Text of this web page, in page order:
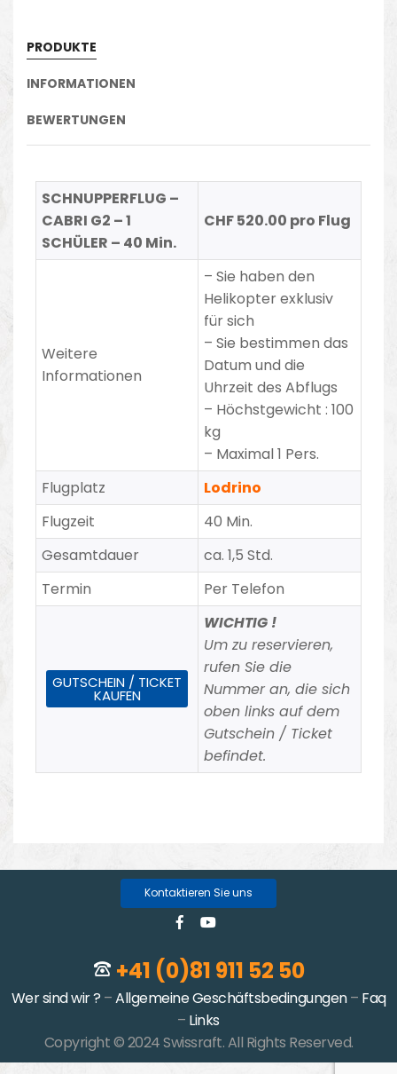
PRODUKTE
INFORMATIONEN
BEWERTUNGEN
SCHNUPPERFLUG –
CABRI G2 – 1
SCHÜLER – 40 Min.
CHF 520.00 pro Flug
Weitere
Informationen
– Sie haben den
Helikopter exklusiv
für sich
– Sie bestimmen das
Datum und die
Uhrzeit des Abflugs
– Höchstgewicht : 100
kg
– Maximal 1 Pers.
Flugplatz
Lodrino
Flugzeit
40 Min.
Gesamtdauer
ca. 1,5 Std.
Termin
Per Telefon
GUTSCHEIN / TICKET
KAUFEN
WICHTIG !
Um zu reservieren,
rufen Sie die
Nummer an, die sich
oben links auf dem
Gutschein / Ticket
befindet.
Kontaktieren Sie uns
+41 (0)81 911 52 50
Wer sind wir ? –Allgemeine Geschäftsbedingungen– Faq
– Links
Copyright © 2024 Swissraft. All Rights Reserved.